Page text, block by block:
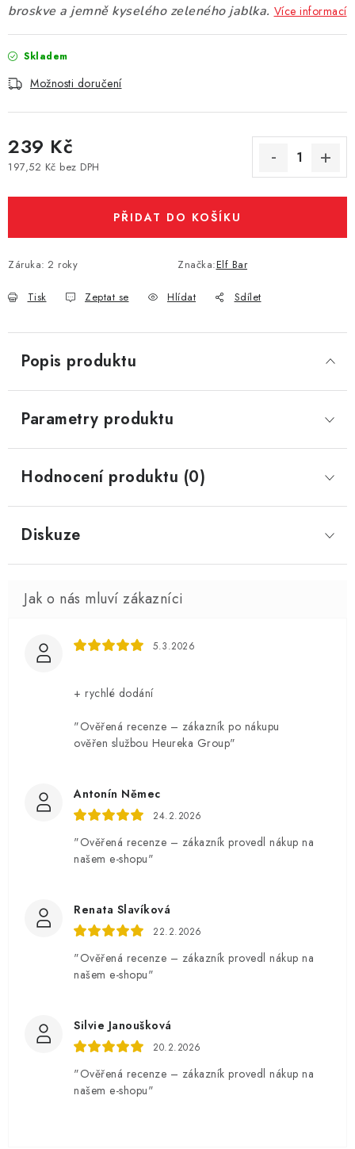
PŘÍSLUŠENSTVÍ
ZNAČKY
broskve a jemně kyselého zeleného jablka. Více informací
Skladem
Možnosti doručení
239 Kč
197,52 Kč bez DPH
PŘIDAT DO KOŠÍKU
Záruka: 2 roky Značka:Elf Bar
Tisk Zeptat se Hlídat Sdílet
Popis produktu
Parametry produktu
Hodnocení produktu (0)
Diskuze
5.3.2026
+ rychlé dodání
"Ověřená recenze – zákazník po nákupu
ověřen službou Heureka Group"
Antonín Němec
24.2.2026
"Ověřená recenze – zákazník provedl nákup na
našem e-shopu"
Renata Slavíková
22.2.2026
"Ověřená recenze – zákazník provedl nákup na
našem e-shopu"
Silvie Janoušková
20.2.2026
"Ověřená recenze – zákazník provedl nákup na
našem e-shopu"